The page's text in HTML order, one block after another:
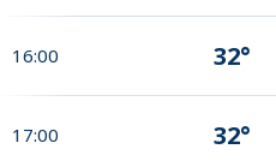
16:00 32°
17:00 32°